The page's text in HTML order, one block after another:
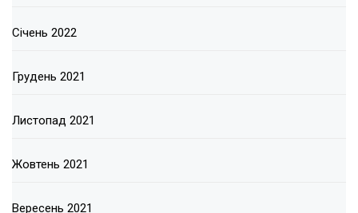
Січень 2022
Грудень 2021
Листопад 2021
Жовтень 2021
Вересень 2021